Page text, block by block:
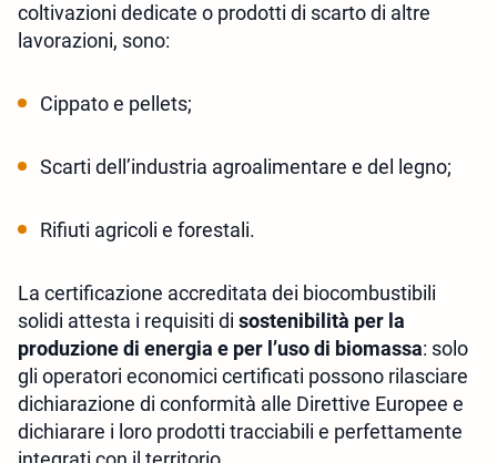
coltivazioni dedicate o prodotti di scarto di altre
lavorazioni, sono:
Cippato e pellets;
Scarti dell’industria agroalimentare e del legno;
Rifiuti agricoli e forestali.
La certificazione accreditata dei biocombustibili
solidi attesta i requisiti di sostenibilità per la
produzione di energia e per l’uso di biomassa: solo
gli operatori economici certificati possono rilasciare
dichiarazione di conformità alle Direttive Europee e
dichiarare i loro prodotti tracciabili e perfettamente